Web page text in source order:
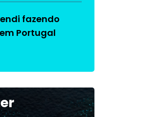
fazendo
Portugal